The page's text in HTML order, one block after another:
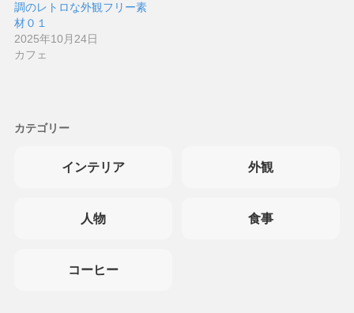
調のレトロな外観フリー素
材０１
2025年10月24日
カフェ
カテゴリー
インテリア 外観
人物 食事
コーヒー